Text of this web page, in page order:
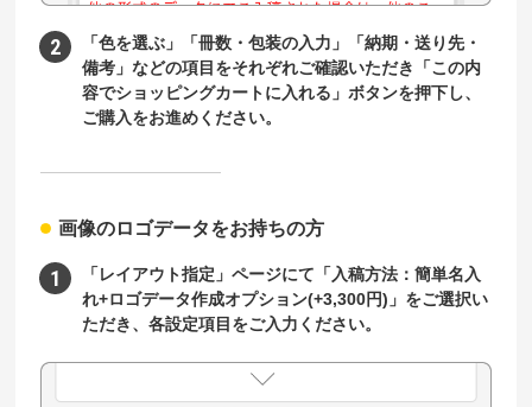
「色を選ぶ」「冊数・包装の入力」「納期・送り先・
備考」などの項目をそれぞれご確認いただき「この内
容でショッピングカートに入れる」ボタンを押下し、
ご購入をお進めください。
画像のロゴデータをお持ちの方
「レイアウト指定」ページにて「入稿方法：簡単名入
れ+ロゴデータ作成オプション(+3,300円)」をご選択い
ただき、各設定項目をご入力ください。